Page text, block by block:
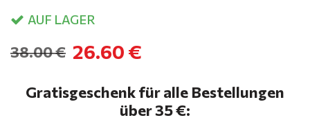
AUF LAGER
26.60 €
38.00 €
Gratisgeschenk für alle Bestellungen
über 35 €: